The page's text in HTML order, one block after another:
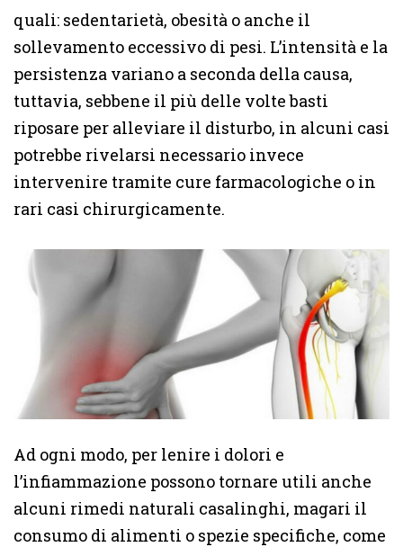
quali: sedentarietà, obesità o anche il
sollevamento eccessivo di pesi. L’intensità e la
persistenza variano a seconda della causa,
tuttavia, sebbene il più delle volte basti
riposare per alleviare il disturbo, in alcuni casi
potrebbe rivelarsi necessario invece
intervenire tramite cure farmacologiche o in
rari casi chirurgicamente.
Ad ogni modo, per lenire i dolori e
l’infiammazione possono tornare utili anche
alcuni rimedi naturali casalinghi, magari il
consumo di alimenti o spezie specifiche, come